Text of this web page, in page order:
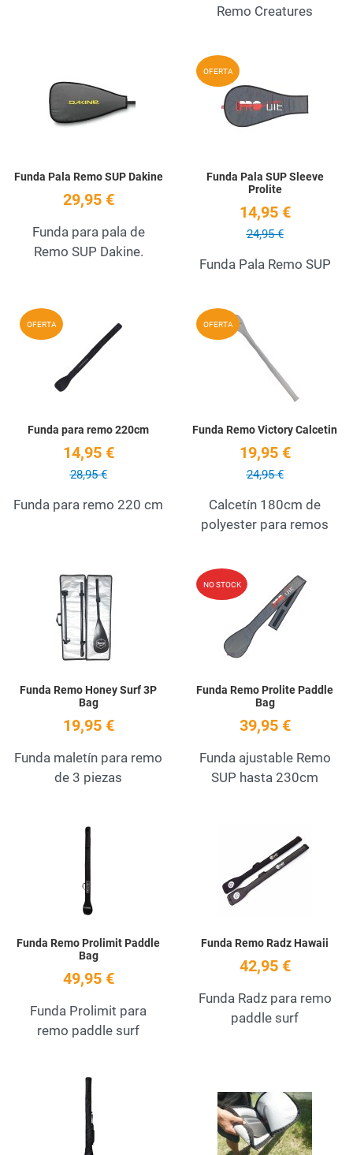
Remo Creatures
Add to Wishlist
Quick View
Funda Pala Remo SUP Dakine
29,95 €
Funda para pala de
Remo SUP Dakine.
OFERTA
Funda Pala SUP Sleeve
Prolite
14,95 €
24,95 €
Funda Pala Remo SUP
OFERTA Add to Wishlist
Funda para remo 220cm
14,95 €
28,95 €
Funda para remo 220 cm
OFERTA
Funda Remo Victory Calcetin
19,95 €
24,95 €
Calcetín 180cm de
polyester para remos
Add to Wishlist
Funda Remo Honey Surf 3P
Bag
19,95 €
Funda maletín para remo
de 3 piezas
NO STOCK
Funda Remo Prolite Paddle
Bag
39,95 €
Funda ajustable Remo
SUP hasta 230cm
Funda Remo Prolimit Paddle
Bag
49,95 €
Funda Prolimit para
remo paddle surf
Funda Remo Radz Hawaii
42,95 €
Funda Radz para remo
paddle surf
Quick View